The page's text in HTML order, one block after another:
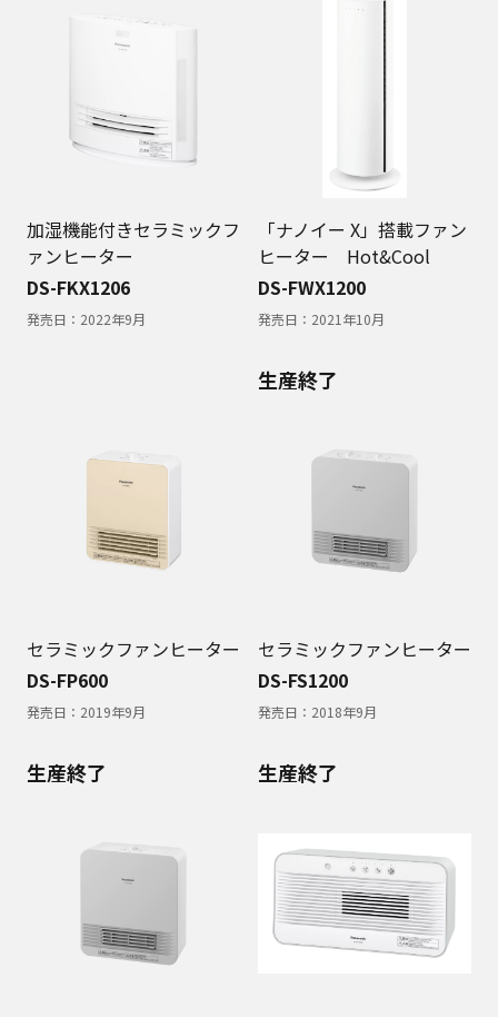
加湿機能付きセラミックフ
ァンヒーター
DS-FKX1206
発売日： 2022年9月
「ナノイー X」搭載ファン
ヒーター Hot&Cool
DS-FWX1200
発売日： 2021年10月
セラミックファンヒーター
DS-FP600
発売日： 2019年9月
生産終了
セラミックファンヒーター
DS-FS1200
発売日： 2018年9月
生産終了 生産終了